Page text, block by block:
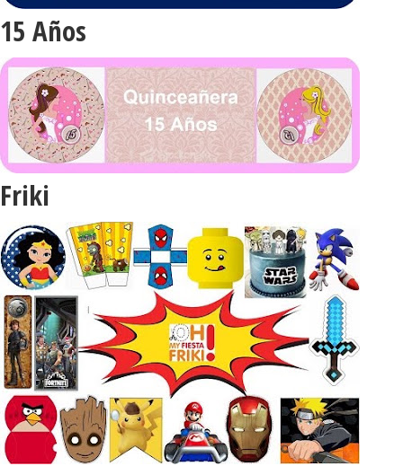
15 Años
Friki